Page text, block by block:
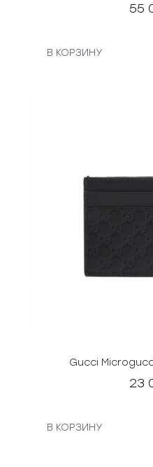
55
В КОРЗИНУ
Gucci
23
В КОРЗИНУ